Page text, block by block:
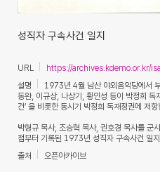
성직자 구속사건 일지
URL
https://archives.kdemo.or.kr/
설명
1973년 4월 남산 야외음악당에서
동완, 이규상, 나상기, 황인성 등이 박정희 독
건’ 을 비롯한 동시기 박정희 독재정권에 저
박형규 목사, 조승혁 목사, 권호경 목사를 군
점부터 기록된 1973년 성직자 구속사건 일지
출처
오픈아카이브